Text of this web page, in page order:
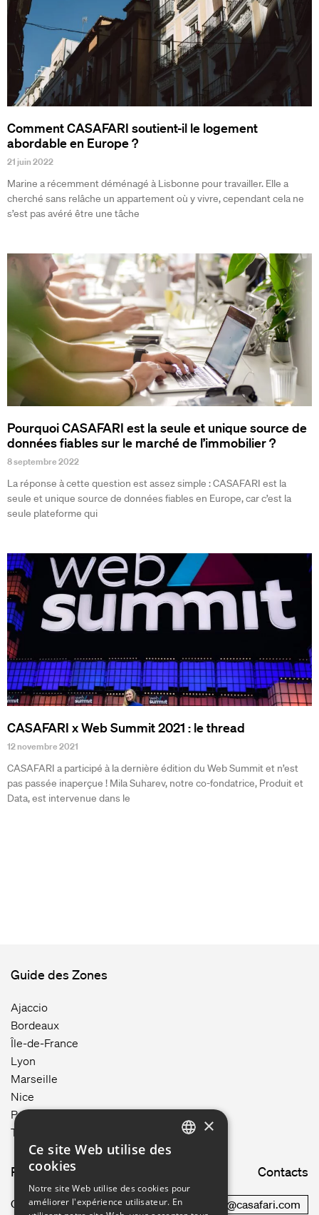
Comment CASAFARI soutient-il le logement
abordable en Europe ?
21 juin 2022
Marine a récemment déménagé à Lisbonne pour travailler. Elle a
cherché sans relâche un appartement où y vivre, cependant cela ne
s’est pas avéré être une tâche
Pourquoi CASAFARI est la seule et unique source de
données fiables sur le marché de l’immobilier ?
8 septembre 2022
La réponse à cette question est assez simple : CASAFARI est la
seule et unique source de données fiables en Europe, car c’est la
seule plateforme qui
CASAFARI x Web Summit 2021 : le thread
12 novembre 2021
CASAFARI a participé à la dernière édition du Web Summit et n’est
pas passée inaperçue ! Mila Suharev, notre co-fondatrice, Produit et
Data, est intervenue dans le
Guide des Zones
Ajaccio
Bordeaux
Île-de-France
Lyon
Marseille
Nice
Paris
Toulouse
Plan du site
Comment ça marche
Contacts
commercial@casafari.com
ENGLISH
FRENCH
×
Ce site Web utilise des
cookies
Notre site Web utilise des cookies pour
améliorer l'expérience utilisateur. En